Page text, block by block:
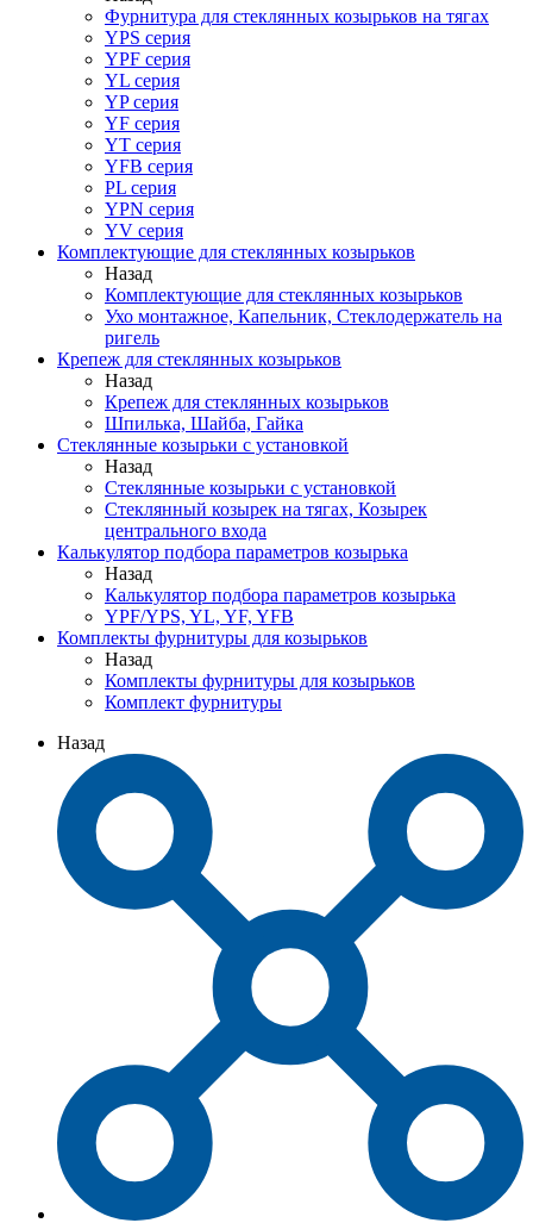
Фурнитура для стеклянных козырьков на тягах
YPS серия
YPF серия
YL серия
YP серия
YF серия
YT серия
YFB серия
PL серия
YPN серия
YV серия
Комплектующие для стеклянных козырьков
Назад
Комплектующие для стеклянных козырьков
Ухо монтажное, Капельник, Стеклодержатель на
ригель
Крепеж для стеклянных козырьков
Назад
Крепеж для стеклянных козырьков
Шпилька, Шайба, Гайка
Стеклянные козырьки с установкой
Назад
Стеклянные козырьки с установкой
Стеклянный козырек на тягах, Козырек
центрального входа
Калькулятор подбора параметров козырька
Назад
Калькулятор подбора параметров козырька
YPF/YPS, YL, YF, YFB
Комплекты фурнитуры для козырьков
Назад
Комплекты фурнитуры для козырьков
Комплект фурнитуры
Назад